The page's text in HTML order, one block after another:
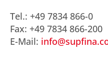
Tel.: +49 7834 866-0
Fax: +49 7834 866-200
E-Mail: